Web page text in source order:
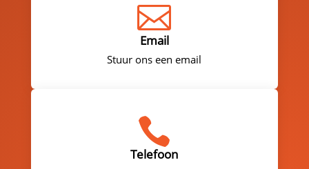

Email
Stuur ons een email

Telefoon